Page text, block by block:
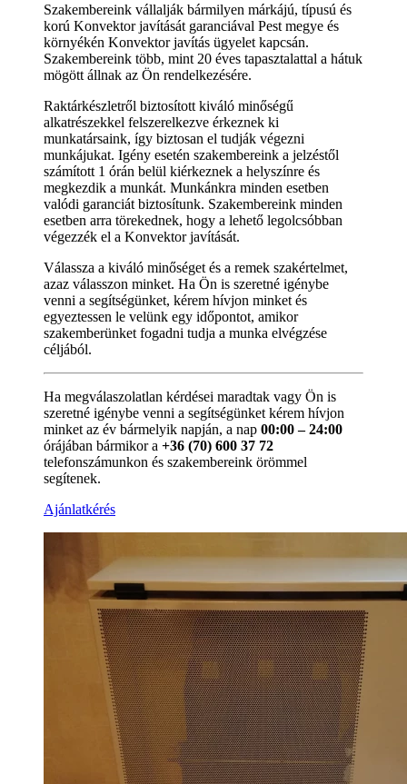
Szakembereink vállalják bármilyen márkájú, típusú és
korú Konvektor javítását garanciával Pest megye és
környékén Konvektor javítás ügyelet kapcsán.
Szakembereink több, mint 20 éves tapasztalattal a hátuk
mögött állnak az Ön rendelkezésére.
Raktárkészletről biztosított kiváló minőségű
alkatrészekkel felszerelkezve érkeznek ki
munkatársaink, így biztosan el tudják végezni
munkájukat. Igény esetén szakembereink a jelzéstől
számított 1 órán belül kiérkeznek a helyszínre és
megkezdik a munkát. Munkánkra minden esetben
valódi garanciát biztosítunk. Szakembereink minden
esetben arra törekednek, hogy a lehető legolcsóbban
végezzék el a Konvektor javítását.
Válassza a kiváló minőséget és a remek szakértelmet,
azaz válasszon minket. Ha Ön is szeretné igénybe
venni a segítségünket, kérem hívjon minket és
egyeztessen le velünk egy időpontot, amikor
szakemberünket fogadni tudja a munka elvégzése
céljából.
Ha megválaszolatlan kérdései maradtak vagy Ön is
szeretné igénybe venni a segítségünket kérem hívjon
minket az év bármelyik napján, a nap 00:00 – 24:00
órájában bármikor a +36 (70) 600 37 72
telefonszámunkon és szakembereink örömmel
segítenek.
Ajánlatkérés